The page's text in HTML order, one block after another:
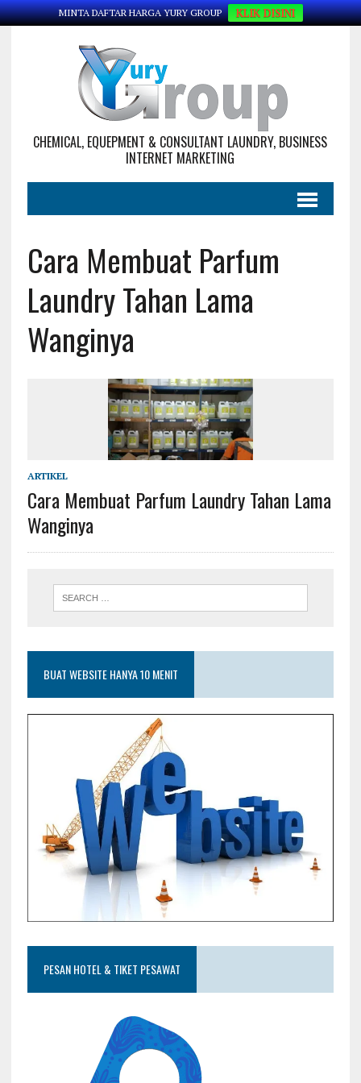
MINTA DAFTAR HARGA YURY GROUP KLIK DISINI
CHEMICAL, EQUEPMENT & CONSULTANT LAUNDRY, BUSINESS
INTERNET MARKETING
Cara Membuat Parfum
Laundry Tahan Lama
Wanginya
ARTIKEL
Cara Membuat Parfum Laundry Tahan Lama
Wanginya
BUAT WEBSITE HANYA 10 MENIT
PESAN HOTEL & TIKET PESAWAT